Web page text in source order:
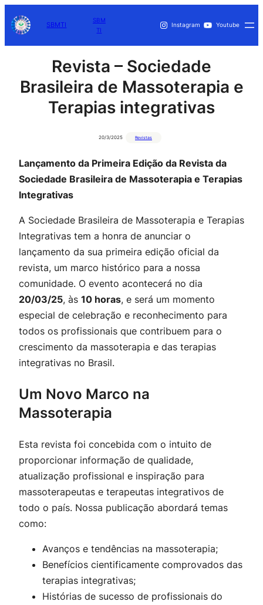
SBMTI
SBM
TI
Instagram Youtube
Revista – Sociedade
Brasileira de Massoterapia e
Terapias integrativas
20/3/2025 Revistas
Lançamento da Primeira Edição da Revista da
Sociedade Brasileira de Massoterapia e Terapias
Integrativas
A Sociedade Brasileira de Massoterapia e Terapias
Integrativas tem a honra de anunciar o
lançamento da sua primeira edição oficial da
revista, um marco histórico para a nossa
comunidade. O evento acontecerá no dia
20/03/25, às 10 horas, e será um momento
especial de celebração e reconhecimento para
todos os profissionais que contribuem para o
crescimento da massoterapia e das terapias
integrativas no Brasil.
Um Novo Marco na
Massoterapia
Esta revista foi concebida com o intuito de
proporcionar informação de qualidade,
atualização profissional e inspiração para
massoterapeutas e terapeutas integrativos de
todo o país. Nossa publicação abordará temas
como:
Avanços e tendências na massoterapia;
Benefícios cientificamente comprovados das
terapias integrativas;
Histórias de sucesso de profissionais do